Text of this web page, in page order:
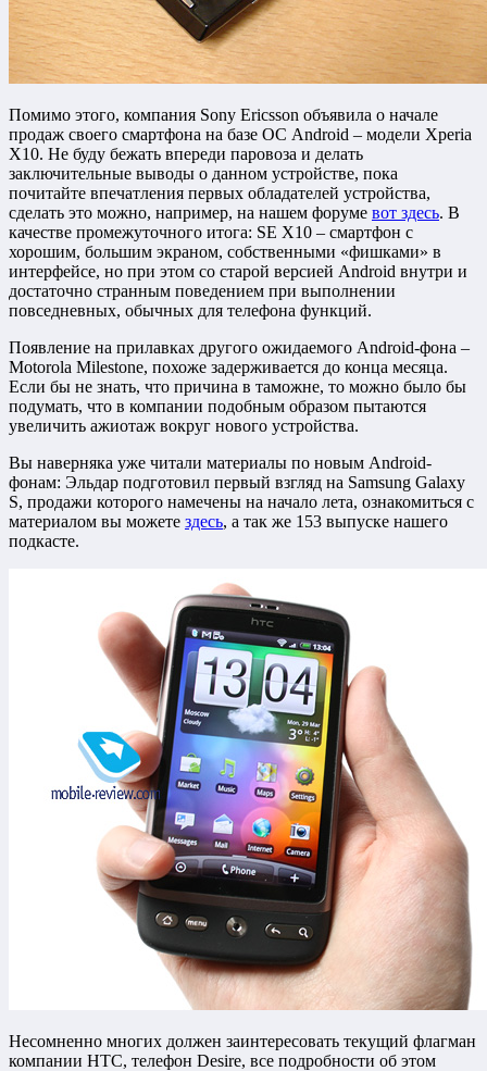
Помимо этого, компания Sony Ericsson объявила о начале
продаж своего смартфона на базе ОС Android – модели Xperia
X10. Не буду бежать впереди паровоза и делать
заключительные выводы о данном устройстве, пока
почитайте впечатления первых обладателей устройства,
сделать это можно, например, на нашем форуме вот здесь. В
качестве промежуточного итога: SE X10 – смартфон с
хорошим, большим экраном, собственными «фишками» в
интерфейсе, но при этом со старой версией Android внутри и
достаточно странным поведением при выполнении
повседневных, обычных для телефона функций.
Появление на прилавках другого ожидаемого Android-фона –
Motorola Milestone, похоже задерживается до конца месяца.
Если бы не знать, что причина в таможне, то можно было бы
подумать, что в компании подобным образом пытаются
увеличить ажиотаж вокруг нового устройства.
Вы наверняка уже читали материалы по новым Android-
фонам: Эльдар подготовил первый взгляд на Samsung Galaxy
S, продажи которого намечены на начало лета, ознакомиться с
материалом вы можете здесь, а так же 153 выпуске нашего
подкасте.
Несомненно многих должен заинтересовать текущий флагман
компании HTC, телефон Desire, все подробности об этом